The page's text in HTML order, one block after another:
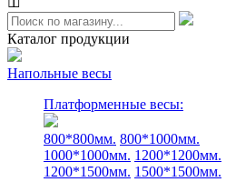
Каталог продукции
Напольные весы
Платформенные весы:
800*800мм. 800*1000мм.
1000*1000мм. 1200*1200мм.
1200*1500мм. 1500*1500мм.